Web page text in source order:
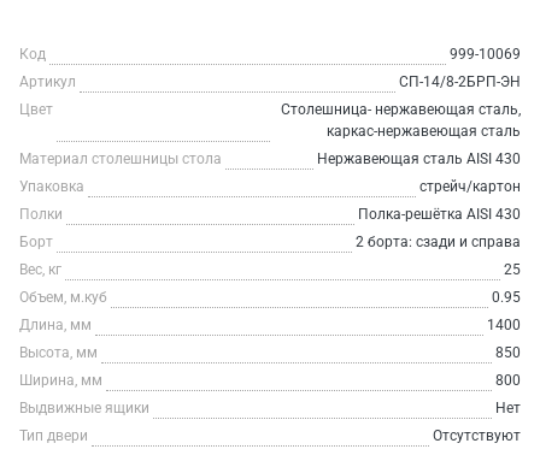
Код
999-10069
Артикул
СП-14/8-2БРП-ЭН
Цвет
Столешница- нержавеющая сталь,
каркас-нержавеющая сталь
Материал столешницы стола
Нержавеющая сталь AISI 430
Упаковка
стрейч/картон
Полки
Полка-решётка AISI 430
Борт
2 борта: сзади и справа
Вес, кг
25
Объем, м.куб
0.95
Длина, мм
1400
Высота, мм
850
Ширина, мм
800
Выдвижные ящики
Нет
Тип двери
Отсутствуют